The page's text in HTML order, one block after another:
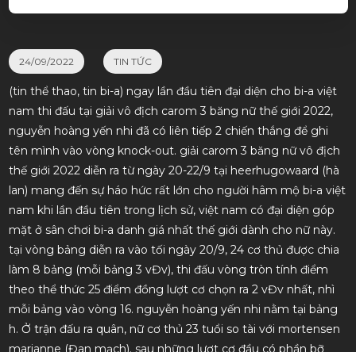
24/09/2022 TIN TỨC
(tin thể thao, tin bi-a) ngay lần đầu tiên đại diện cho bi-a việt
nam thi đấu tại giải vô địch carom 3 băng nữ thế giới 2022,
nguyễn hoàng yến nhi đã có liên tiếp 2 chiến thắng để ghi
tên mình vào vòng knock-out. giải carom 3 băng nữ vô địch
thế giới 2022 diễn ra từ ngày 20-22/9 tại heerhugowaard (hà
lan) mang đến sự háo hức rất lớn cho người hâm mộ bi-a việt
nam khi lần đầu tiên trong lịch sử, việt nam có đại diện góp
mặt ở sân chơi bi-a danh giá nhất thế giới dành cho nữ này.
tại vòng bảng diễn ra vào tối ngày 20/9, 24 cơ thủ được chia
làm 8 bảng (mỗi bảng 3 vĐv), thi đấu vòng tròn tính điểm
theo thể thức 25 điểm đồng lượt cơ chọn ra 2 vĐv nhất, nhì
mỗi bảng vào vòng 16. nguyễn hoàng yến nhi nằm tại bảng
h. Ở trận đấu ra quân, nữ cơ thủ 23 tuổi so tài với mortensen
marianne (Đan mạch). sau những lượt cơ đầu có phần bỡ